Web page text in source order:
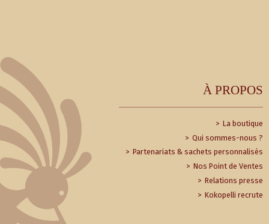
À PROPOS
La boutique
Qui sommes-nous ?
Partenariats & sachets personnalisés
Nos Point de Ventes
Relations presse
Kokopelli recrute